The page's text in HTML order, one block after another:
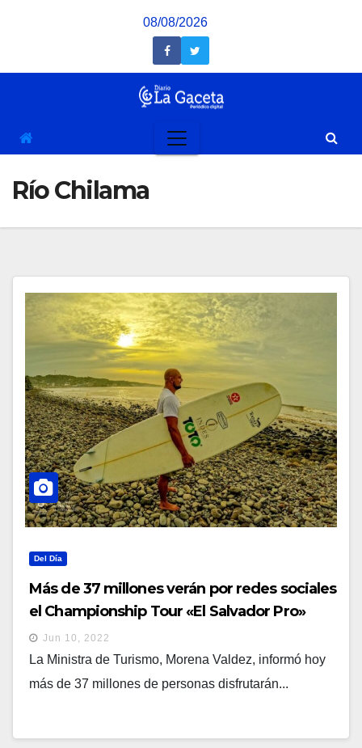
08/08/2026
Río Chilama
Del Día
Más de 37 millones verán por redes sociales
el Championship Tour «El Salvador Pro»
Jun 10, 2022
La Ministra de Turismo, Morena Valdez, informó hoy
más de 37 millones de personas disfrutarán...